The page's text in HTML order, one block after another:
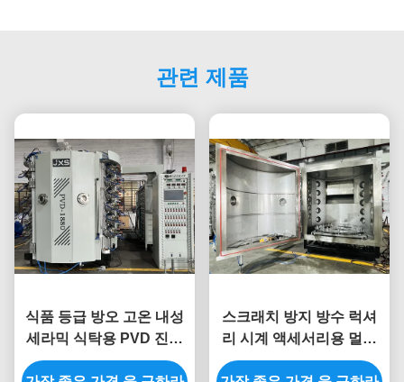
관련 제품
식품 등급 방오 고온 내성
세라믹 식탁용 PVD 진공
코팅기
스크래치 방지 방수 럭셔
리 시계 액세서리용 멀티
아크 마그네트론 스퍼터링